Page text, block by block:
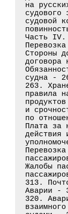
на
судового
судовой
Часть
Стороны
договора
судна -
263.
правила
и
по
Плата за
действия
Жалобы
313.
Аварии -
320.